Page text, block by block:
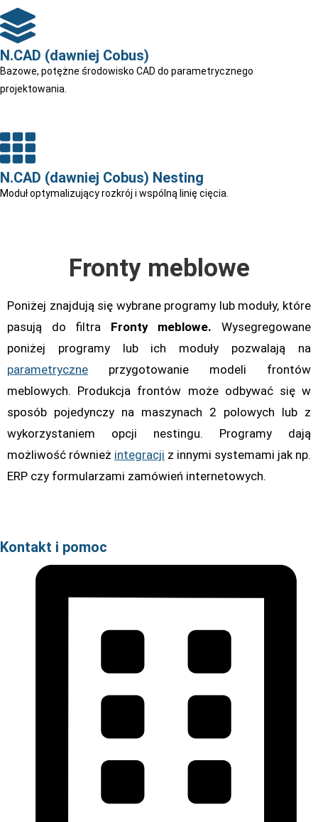
N.CAD (dawniej Cobus)
Bazowe, potężne środowisko CAD do parametrycznego
projektowania.
N.CAD (dawniej Cobus) Nesting
Moduł optymalizujący rozkrój i wspólną linię cięcia.
Fronty meblowe
Poniżej znajdują się wybrane programy lub moduły, które
pasują do filtra Fronty meblowe. Wysegregowane
poniżej programy lub ich moduły pozwalają na
parametryczne przygotowanie modeli frontów
meblowych. Produkcja frontów może odbywać się w
sposób pojedynczy na maszynach 2 polowych lub z
wykorzystaniem opcji nestingu. Programy dają
możliwość również integracji z innymi systemami jak np.
ERP czy formularzami zamówień internetowych.
Kontakt i pomoc